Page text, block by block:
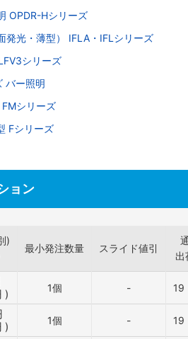
OPDR-Hシリーズ
発光・薄型） IFLA・IFLシリーズ
シリーズ
バー照明
FMシリーズ
Fシリーズ
ョン
)
最小発注数量 スライド値引
出
) 1個 - 19
) 1個 - 19